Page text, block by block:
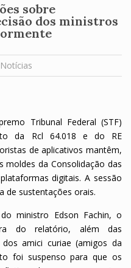
sobre
dos ministros
Notícias
Tribunal Federal (STF)
da Rcl 64.018 e do RE
de aplicativos mantêm,
moldes da Consolidação das
digitais. A sessão
de sustentações orais.
ministro Edson Fachin, o
do relatório, além das
amici curiae (amigos da
foi suspenso para que os